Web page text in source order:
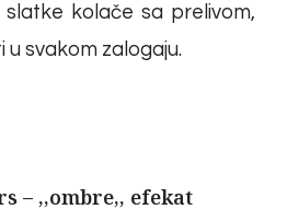
kolače sa prelivom,
u svakom zalogaju.
– ,,ombre,, efekat